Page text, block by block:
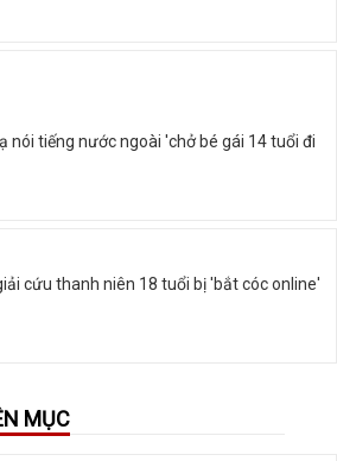
nói tiếng nước ngoài 'chở bé gái 14 tuổi đi
cứu thanh niên 18 tuổi bị 'bắt cóc online'
MỤC